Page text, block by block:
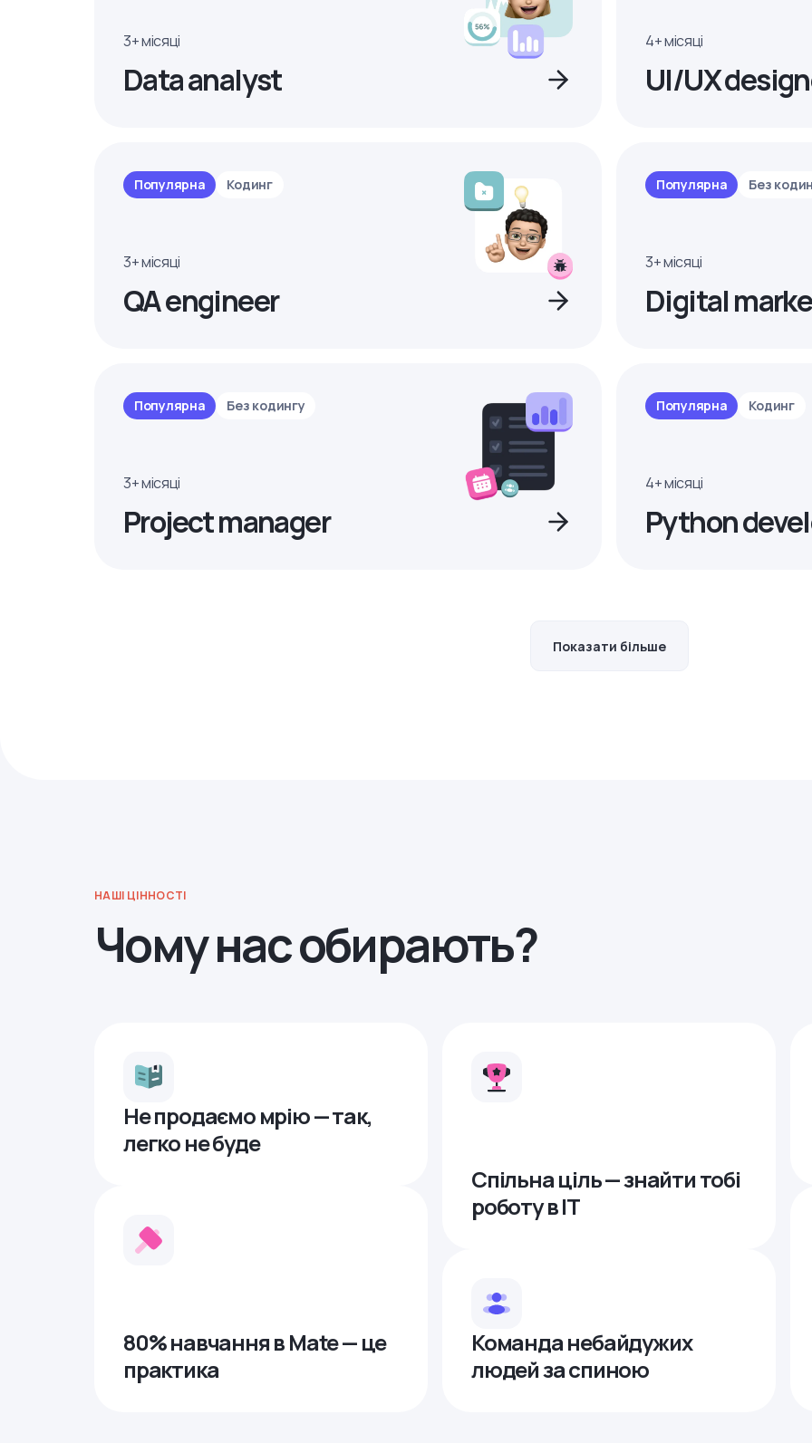
3+ місяці
Data analyst
4+ місяці
UI/UX
Популярна Кодинг
3+ місяці
QA engineer
Популярна Без
3+ місяці
Digital
Популярна Без кодингу
3+ місяці
Project manager
Популярна Кодинг
4+ місяці
Python
Показати більше
НАШІ ЦІННОСТІ
Чому нас обирають?
Не продаємо мрію — так,
легко не буде
80% навчання в Mate — це
практика
Спільна ціль — знайти тобі
роботу в ІТ
Команда небайдужих
людей за спиною